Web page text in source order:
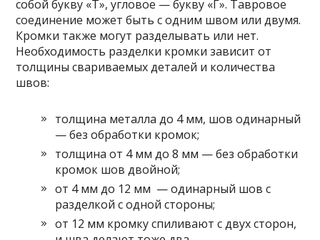
собой букву «T», угловое — букву «Г». Тавровое
соединение может быть с одним швом или двумя.
Кромки также могут разделывать или нет.
Необходимость разделки кромки зависит от
толщины свариваемых деталей и количества
швов:
толщина металла до 4 мм, шов одинарный
— без обработки кромок;
толщина от 4 мм до 8 мм — без обработки
кромок шов двойной;
от 4 мм до 12 мм — одинарный шов с
разделкой с одной стороны;
от 12 мм кромку спиливают с двух сторон,